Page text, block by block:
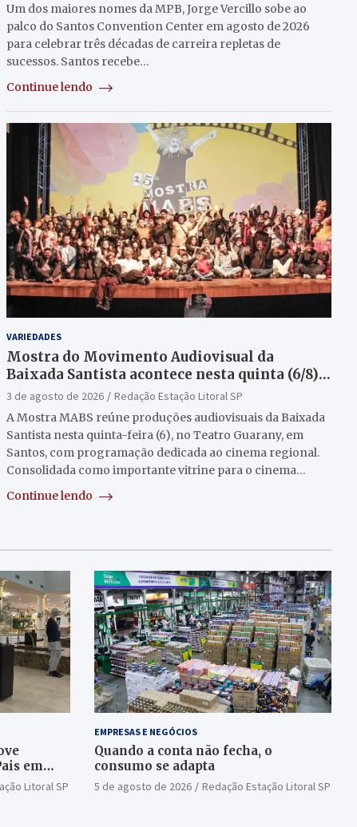
Um dos maiores nomes da MPB, Jorge Vercillo sobe ao
palco do Santos Convention Center em agosto de 2026
para celebrar três décadas de carreira repletas de
sucessos. Santos recebe…
Continue lendo
VARIEDADES
Mostra do Movimento Audiovisual da
Baixada Santista acontece nesta quinta (6/8)
no Teatro Guarany
3 de agosto de 2026
Redação Estação Litoral SP
A Mostra MABS reúne produções audiovisuais da Baixada
Santista nesta quinta-feira (6), no Teatro Guarany, em
Santos, com programação dedicada ao cinema regional.
Consolidada como importante vitrine para o cinema…
Continue lendo
em
Litoral SP
EMPRESAS E NEGÓCIOS
Quando a conta não fecha, o
consumo se adapta
5 de agosto de 2026 Redação Estação Litoral SP